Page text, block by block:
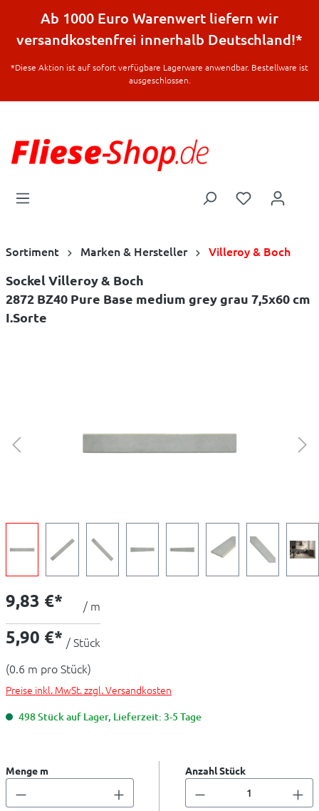
springen
Ab 1000 Euro Warenwert liefern wir
versandkostenfrei innerhalb Deutschland!*
*Diese Aktion ist auf sofort verfügbare Lagerware anwendbar. Bestellware ist
ausgeschlossen.
Sortiment Marken & Hersteller Villeroy & Boch
Sockel Villeroy & Boch
2872 BZ40 Pure Base medium grey grau 7,5x60 cm
I.Sorte
9,83 €* / m
5,90 €* / Stück
(0.6 m pro Stück)
Preise inkl. MwSt. zzgl. Versandkosten
498 Stück auf Lager, Lieferzeit: 3-5 Tage
Menge m Anzahl Stück